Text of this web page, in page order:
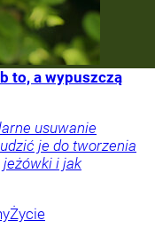
to, a wypuszczą
usuwanie
je do tworzenia
i jak
Życie